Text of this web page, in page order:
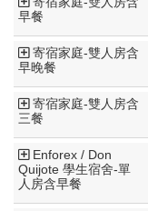
早餐
寄宿家庭-雙人房含
早晚餐
寄宿家庭-雙人房含
三餐
Enforex / Don
Quijote 學生宿舍-單
人房含早餐